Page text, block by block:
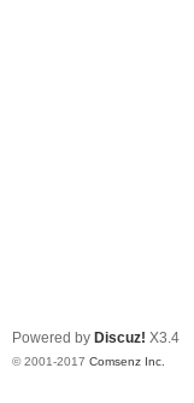
Powered by Discuz! X3.4
© 2001-2017 Comsenz Inc.